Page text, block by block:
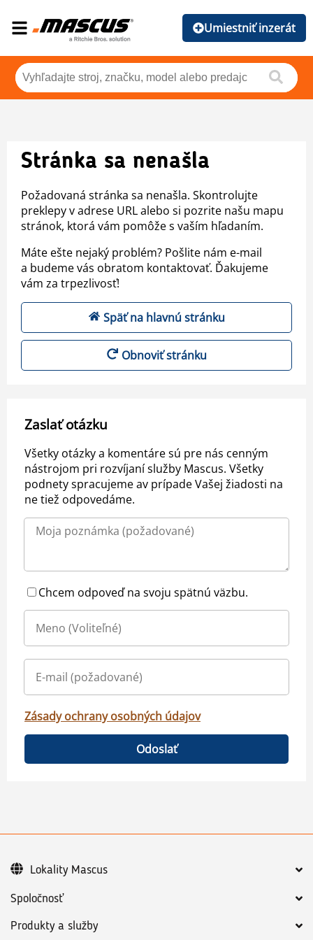
Umiestniť inzerát
Stránka sa nenašla
Požadovaná stránka sa nenašla. Skontrolujte
preklepy v adrese URL alebo si pozrite našu mapu
stránok, ktorá vám pomôže s vaším hľadaním.
Máte ešte nejaký problém? Pošlite nám e-mail
a budeme vás obratom kontaktovať. Ďakujeme
vám za trpezlivosť!
Späť na hlavnú stránku
Obnoviť stránku
Zaslať otázku
Všetky otázky a komentáre sú pre nás cenným
nástrojom pri rozvíjaní služby Mascus. Všetky
podnety spracujeme av prípade Vašej žiadosti na
ne tiež odpovedáme.
Chcem odpoveď na svoju spätnú väzbu.
Zásady ochrany osobných údajov
Odoslať
Spoločnosť
Produkty a služby
Lokality Mascus